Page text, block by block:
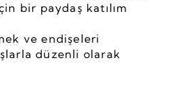
bir paydaş katılım
ve endişeleri
düzenli olarak